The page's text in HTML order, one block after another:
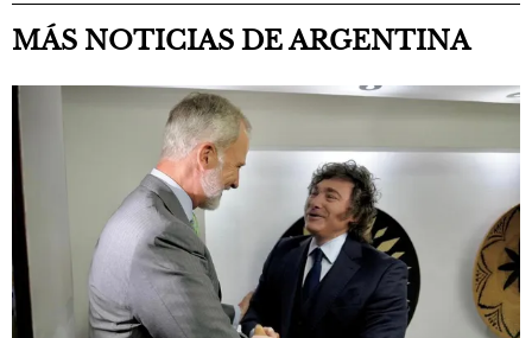
MÁS NOTICIAS DE ARGENTINA